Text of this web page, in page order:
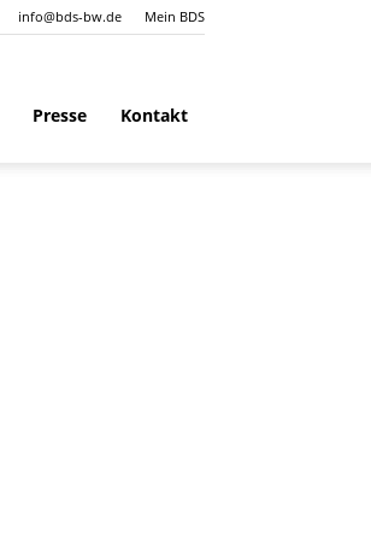
info@bds-bw.de Mein BDS
Presse Kontakt